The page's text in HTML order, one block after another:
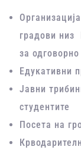
градови низ
за
Едукативни
Јавни
студентите
Посета на